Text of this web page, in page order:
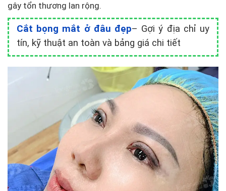
gây tổn thương lan rộng.
Cắt bọng mắt ở đâu đẹp– Gợi ý địa chỉ uy
tín, kỹ thuật an toàn và bảng giá chi tiết